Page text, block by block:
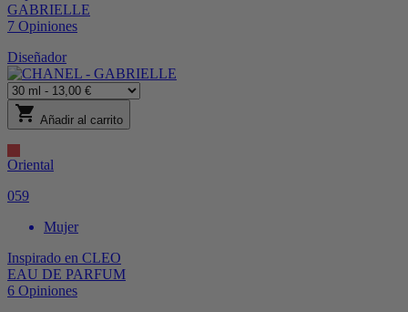
GABRIELLE
7 Opiniones
Diseñador
shopping_cart Añadir al carrito
Oriental
059
Mujer
Inspirado en CLEO
EAU DE PARFUM
6 Opiniones